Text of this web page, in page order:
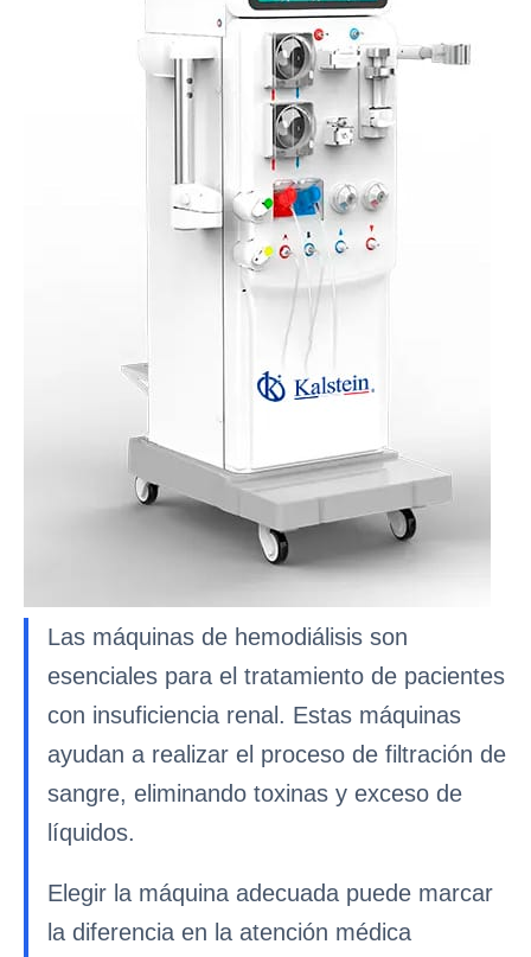
Las máquinas de hemodiálisis son
esenciales para el tratamiento de pacientes
con insuficiencia renal. Estas máquinas
ayudan a realizar el proceso de filtración de
sangre, eliminando toxinas y exceso de
líquidos.
Elegir la máquina adecuada puede marcar
la diferencia en la atención médica